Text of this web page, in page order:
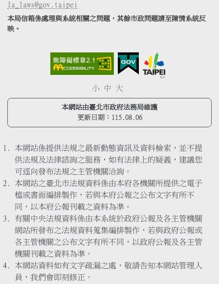
la_laws@gov.taipei
本局信箱係處理與系統相關之問題，其餘市政問題請至陳情系統反
映。
小 中 大
本網站由臺北市政府法務局維護
更新日期： 115.08.06
本網站係提供法規之最新動態資訊及資料檢索，並不提
供法規及法律諮詢之服務，如有法律上的疑義，建議您
可逕向發布法規之主管機關洽詢。
本網站之臺北市法規資料係由本府各機關所提供之電子
檔或書面編排製作，若與本府公報之公布文字有所不
同，以本府公報刊載之資料為準。
有關中央法規資料係由本系統於政府公報及各主管機關
網站所發布之法規資料蒐集編排製作，若與政府公報或
各主管機關之公布文字有所不同，以政府公報及各主管
機關刊載之資料為準。
本網站資料如有文字疏漏之處，敬請告知本網站管理人
員，我們會即刻修正。